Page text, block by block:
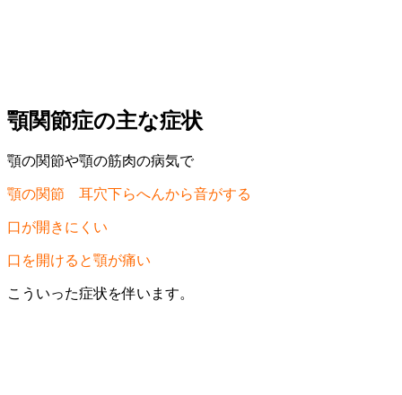
顎関節症の主な症状
顎の関節や顎の筋肉の病気で
顎の関節 耳穴下らへんから音がする
口が開きにくい
口を開けると顎が痛い
こういった症状を伴います。